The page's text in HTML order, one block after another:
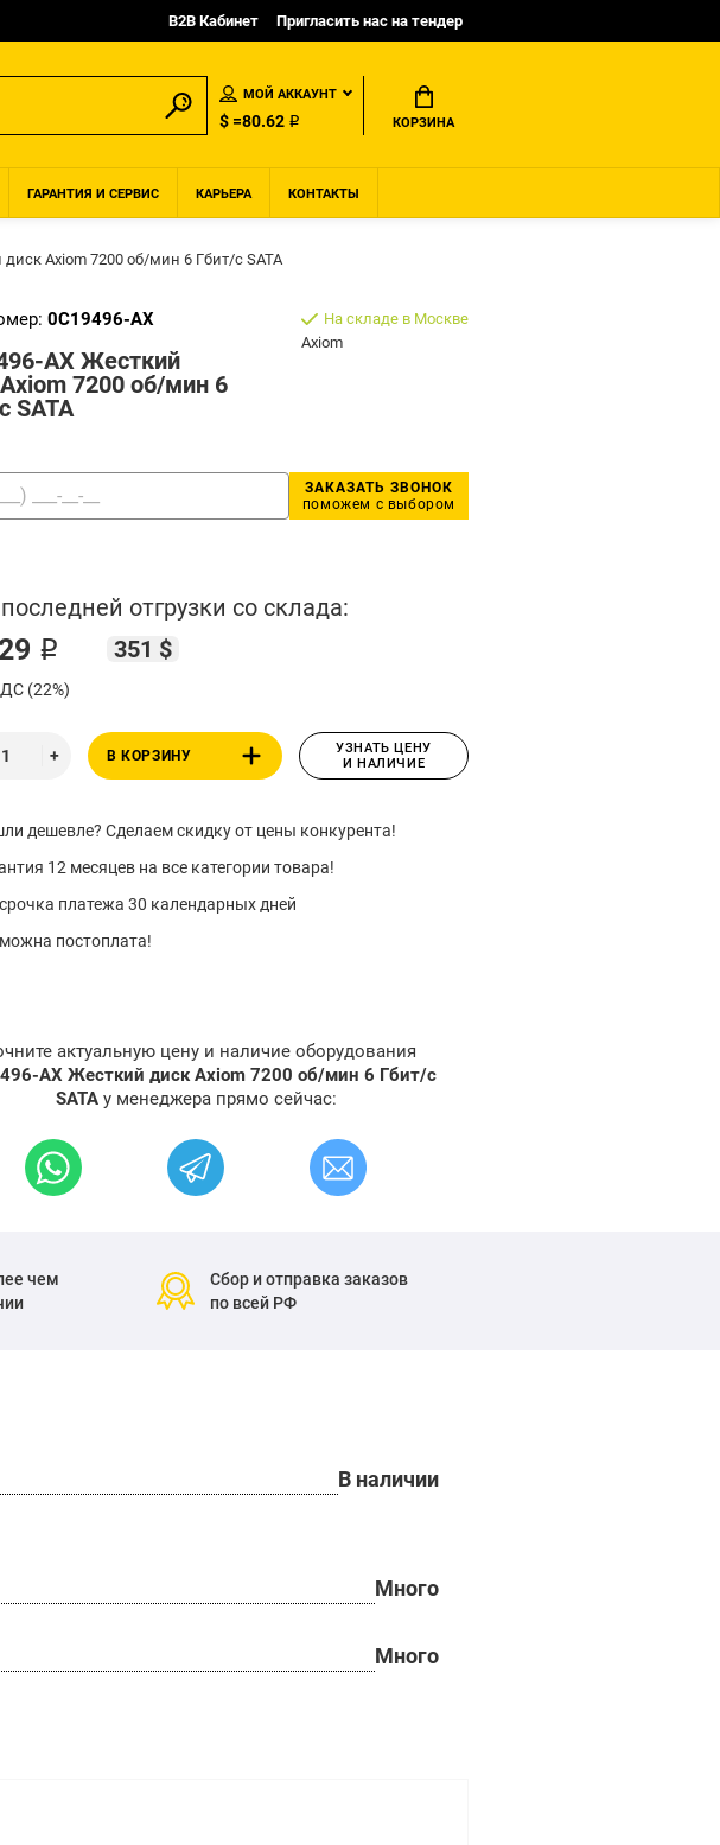
B2B Кабинет Пригласить нас на тендер
МОЙ АККАУНТ
$ =80.62 ₽ КОРЗИНА
ГАРАНТИЯ И СЕРВИС КАРЬЕРА КОНТАКТЫ
Axiom 7200 об/мин 6 Гбит/с SATA
0C19496-AX
AX Жесткий
7200 об/мин 6
SATA
На складе в Москве
Axiom
ЗАКАЗАТЬ ЗВОНОК
поможем с выбором
отгрузки со склада:
₽ 351 $
(22%)
В КОРЗИНУ
УЗНАТЬ ЦЕНУ
И НАЛИЧИЕ
дешевле? Сделаем скидку от цены конкурента!
12 месяцев на все категории товара!
платежа 30 календарных дней
постоплата!
актуальную цену и наличие оборудования
AX Жесткий диск Axiom 7200 об/мин 6 Гбит/с
SATA у менеджера прямо сейчас:
чем
Сбор и отправка заказов
по всей РФ
В наличии
Много
Много